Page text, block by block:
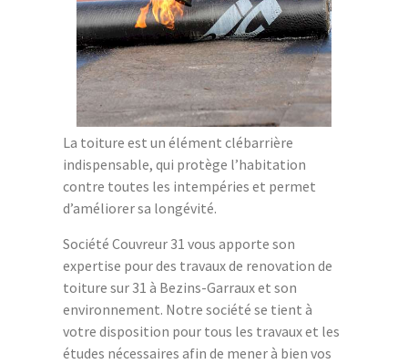
La toiture est un élément clébarrière
indispensable, qui protège l’habitation
contre toutes les intempéries et permet
d’améliorer sa longévité.
Société Couvreur 31 vous apporte son
expertise pour des travaux de renovation de
toiture sur 31 à Bezins-Garraux et son
environnement. Notre société se tient à
votre disposition pour tous les travaux et les
études nécessaires afin de mener à bien vos